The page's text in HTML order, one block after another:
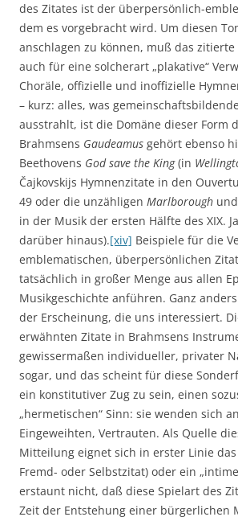
des Zitates ist der überpersönlich-
dem es vorgebracht wird. Um diesen
anschlagen zu können, muß das
auch für eine solcherart „plakative“
Choräle, offizielle und inoffizielle
– kurz: alles, was
ausstrahlt, ist die Domäne dieser Form
Brahmsens Gaudeamus gehört ebenso
Beethovens God save the King(in
Čajkovskijs Hymnenzitate in den
49 oder die unzähligen Marlborough und
in der Musik der ersten Hälfte des XIX.
darüber hinaus).[xiv] Beispiele für die
emblematischen, überpersönlichen
tatsächlich in großer Menge aus allen
Musikgeschichte anführen. Ganz
der Erscheinung, die uns interessiert.
erwähnten Zitate in Brahmsens
gewissermaßen individueller, privater
sogar, und das scheint für diese
ein konstitutiver Zug zu sein, einen
„hermetischen“ Sinn: sie wenden sich
Eingeweihten, Vertrauten. Als Quelle
Mitteilung eignet sich in erster Linie
Fremd- oder Selbstzitat) oder ein
erstaunt nicht, daß diese Spielart des
Zeit der Entstehung einer bürgerlichen